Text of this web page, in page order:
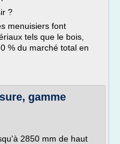
?
menuisiers font
tels que le bois,
% du marché total en
gamme
2850 mm de haut